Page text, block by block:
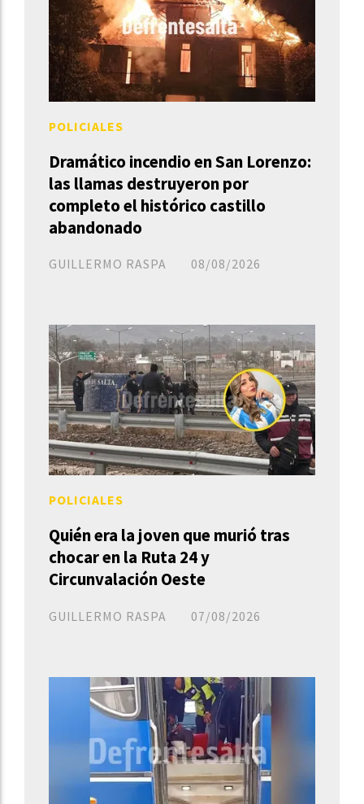
Dramático incendio en San Lorenzo:
las llamas destruyeron por
completo el histórico castillo
abandonado
GUILLERMO RASPA
POLICIALES
08/08/2026
Quién era la joven que murió tras
chocar en la Ruta 24 y
Circunvalación Oeste
GUILLERMO RASPA
POLICIALES
07/08/2026